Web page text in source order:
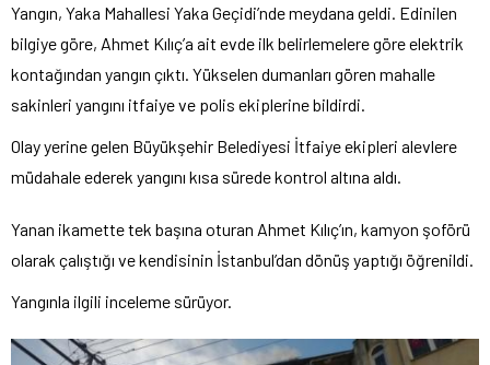
Yangın, Yaka Mahallesi Yaka Geçidi’nde meydana geldi. Edinilen
bilgiye göre, Ahmet Kılıç’a ait evde ilk belirlemelere göre elektrik
kontağından yangın çıktı. Yükselen dumanları gören mahalle
sakinleri yangını itfaiye ve polis ekiplerine bildirdi.
Olay yerine gelen Büyükşehir Belediyesi İtfaiye ekipleri alevlere
müdahale ederek yangını kısa sürede kontrol altına aldı.
Yanan ikamette tek başına oturan Ahmet Kılıç’ın, kamyon şoförü
olarak çalıştığı ve kendisinin İstanbul’dan dönüş yaptığı öğrenildi.
Yangınla ilgili inceleme sürüyor.